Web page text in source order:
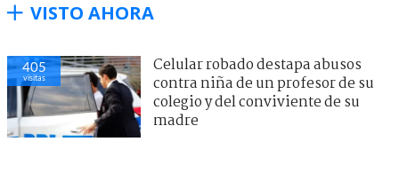
VISTO AHORA
405
visitas
Celular robado destapa abusos
contra niña de un profesor de su
colegio y del conviviente de su
madre